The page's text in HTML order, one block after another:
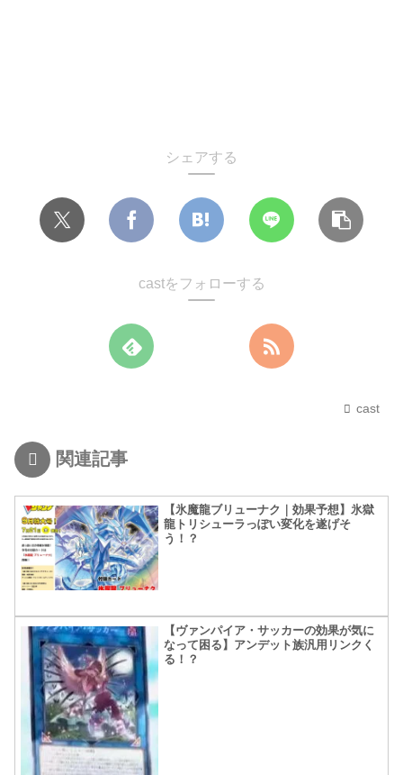
シェアする
castをフォローする
cast
関連記事
【氷魔龍ブリューナク｜効果予想】氷獄
龍トリシューラっぽい変化を遂げそ
う！？
【ヴァンパイア・サッカーの効果が気に
なって困る】アンデット族汎用リンクく
る！？